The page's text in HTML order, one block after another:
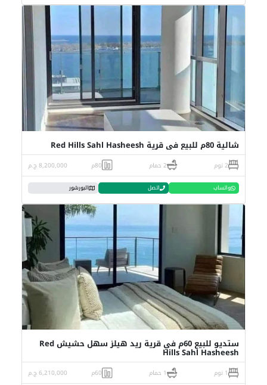
شالية 80م للبيع في قرية Red Hills Sahl Hasheesh
2 نوم 2 حمام 80م 8,200,000 ج.م
واتساب اتصل البورشور
ستديو للبيع 60م في قرية ريد هيلز سهل حشيش Red
Hills Sahl Hasheesh
1 نوم 1 حمام 60م 6,210,000 ج.م